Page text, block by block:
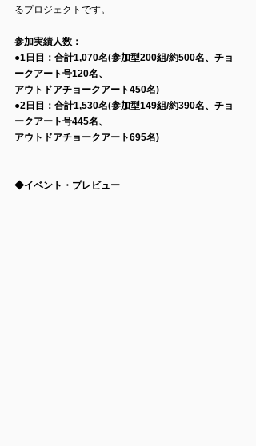
るプロジェクトです。
参加実績人数：
●1日目：合計1,070名(参加型200組/約500名、チョ
ークアート号120名、
アウトドアチョークアート450名)
●2日目：合計1,530名(参加型149組/約390名、チョ
ークアート号445名、
アウトドアチョークアート695名)
◆イベント・プレビュー